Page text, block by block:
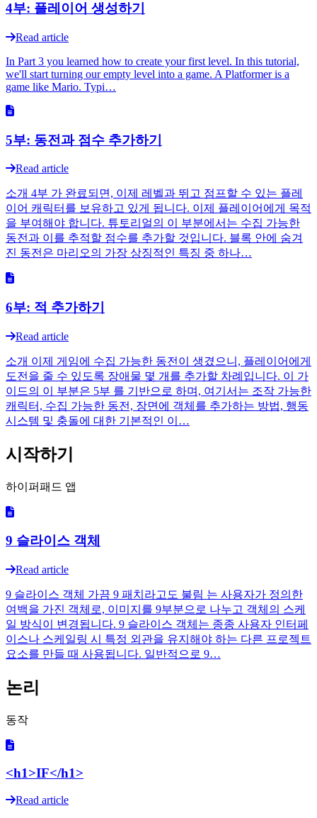
4부: 플레이어 생성하기
Read article
In Part 3 you learned how to create your first level. In this tutorial,
we'll start turning our empty level into a game. A Platformer is a
game like Mario. Typi…
5부: 동전과 점수 추가하기
Read article
소개 4부 가 완료되면, 이제 레벨과 뛰고 점프할 수 있는 플레
이어 캐릭터를 보유하고 있게 됩니다. 이제 플레이어에게 목적
을 부여해야 합니다. 튜토리얼의 이 부분에서는 수집 가능한
동전과 이를 추적할 점수를 추가할 것입니다. 블록 안에 숨겨
진 동전은 마리오의 가장 상징적인 특징 중 하나…
6부: 적 추가하기
Read article
소개 이제 게임에 수집 가능한 동전이 생겼으니, 플레이어에게
도전을 줄 수 있도록 장애물 몇 개를 추가할 차례입니다. 이 가
이드의 이 부분은 5부 를 기반으로 하며, 여기서는 조작 가능한
캐릭터, 수집 가능한 동전, 장면에 객체를 추가하는 방법, 행동
시스템 및 충돌에 대한 기본적인 이…
시작하기
하이퍼패드 앱
9 슬라이스 객체
Read article
9 슬라이스 객체 가끔 9 패치라고도 불림 는 사용자가 정의한
여백을 가진 객체로, 이미지를 9부분으로 나누고 객체의 스케
일 방식이 변경됩니다. 9 슬라이스 객체는 종종 사용자 인터페
이스나 스케일링 시 특정 외관을 유지해야 하는 다른 프로젝트
요소를 만들 때 사용됩니다. 일반적으로 9…
논리
동작
<h1>IF</h1>
Read article